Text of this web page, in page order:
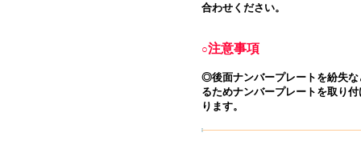
合わせください。
○注意事項
◎後面ナンバープレートを紛失
るためナンバープレートを取り
ります。